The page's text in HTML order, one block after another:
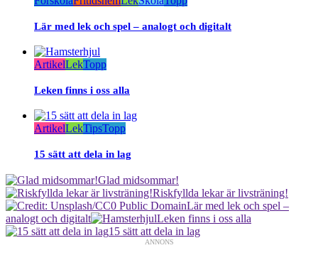
Lär med lek och spel – analogt och digitalt
ArtikelLekTopp
Leken finns i oss alla
ArtikelLekTipsTopp
15 sätt att dela in lag
Glad midsommar!
Riskfyllda lekar är livsträning!
Lär med lek och spel –
analogt och digitalt
Leken finns i oss alla
15 sätt att dela in lag
ANNONS